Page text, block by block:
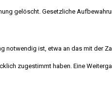
gelöscht. Gesetzliche
notwendig ist, etwa an das mit der
zugestimmt haben. Eine